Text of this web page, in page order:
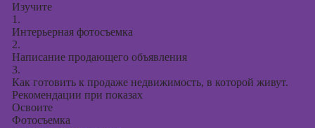
Изучите
1.
Интерьерная фотосъемка
2.
Написание продающего объявления
3.
Как готовить к продаже недвижимость, в которой живут.
Рекомендации при показах
Освоите
Фотосъемка